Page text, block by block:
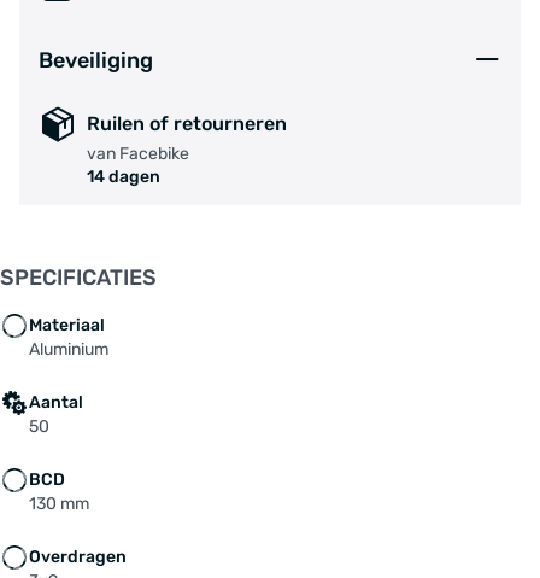
Beveiliging
Ruilen of retourneren
van Facebike
14 dagen
SPECIFICATIES
Materiaal
Aluminium
Aantal
50
BCD
130 mm
Overdragen